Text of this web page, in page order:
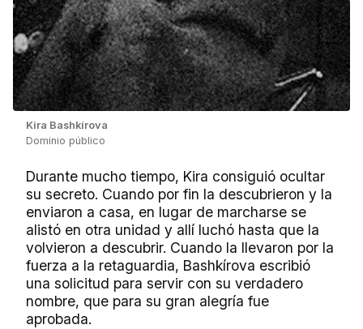
Kira Bashkírova
Dominio público
Durante mucho tiempo, Kira consiguió ocultar
su secreto. Cuando por fin la descubrieron y la
enviaron a casa, en lugar de marcharse se
alistó en otra unidad y allí luchó hasta que la
volvieron a descubrir. Cuando la llevaron por la
fuerza a la retaguardia, Bashkírova escribió
una solicitud para servir con su verdadero
nombre, que para su gran alegría fue
aprobada.